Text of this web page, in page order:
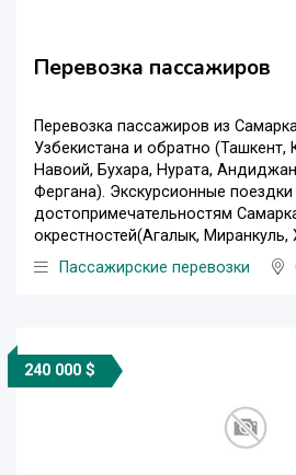
Перевозка пассажиров
Перевозка пассажиров из
Узбекистана и обратно (Ташкент,
Навоий, Бухара, Нурата,
Фергана). Экскурсионные
достопримечательностям
окрестностей(Агалык, Миранкуль,
Пассажирские перевозки
240 000 $